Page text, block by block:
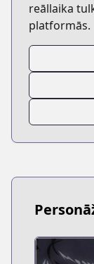
reāllaika
platformās.